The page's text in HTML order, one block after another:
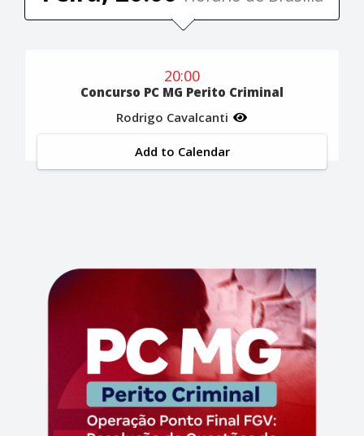
20:00
Concurso PC MG Perito Criminal
Rodrigo Cavalcanti
Add to Calendar